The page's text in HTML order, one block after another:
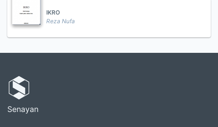
IKRO
Reza Nufa
Senayan